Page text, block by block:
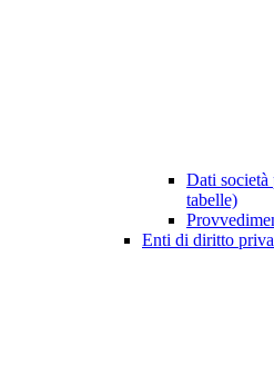
Dati società
tabelle)
Enti di diritto